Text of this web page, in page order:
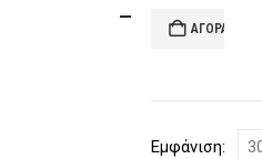
is:
ΑΓΟΡΆ
Εμφάνιση: